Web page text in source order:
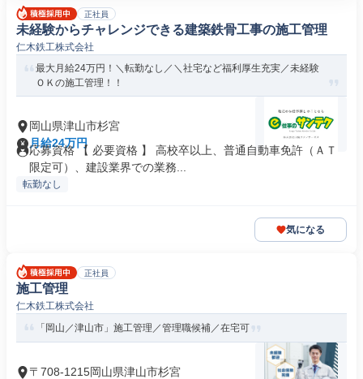
正社員
未経験からチャレンジできる建築鉄骨工事の施工管理
仁木鉄工株式会社
最大月給24万円！＼転勤なし／＼社宅など福利厚生充実／未経験
ＯＫの施工管理！！
岡山県津山市杉宮
月給24万円
応募資格 【 必要資格 】 高校卒以上、普通自動車免許（ＡＴ
限定可）、建設業界での業務...
転勤なし
気になる
正社員
施工管理
仁木鉄工株式会社
「岡山／津山市」施工管理／管理職候補／在宅可
〒708-1215岡山県津山市杉宮